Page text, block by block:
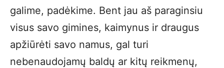
galime, padėkime. Bent jau aš paraginsiu
visus savo gimines, kaimynus ir draugus
apžiūrėti savo namus, gal turi
nebenaudojamų baldų ar kitų reikmenų,